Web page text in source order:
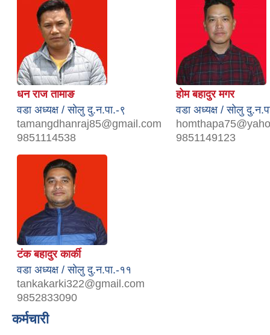
धन राज तामाङ
वडा अध्यक्ष / सोलु दु.न.पा.-९
tamangdhanraj85@gmail.com
9851114538
होम बहादुर मगर
वडा अध्यक्ष / सोलु
9851149123
टंक बहादुर कार्की
वडा अध्यक्ष / सोलु दु.न.पा.-११
tankakarki322@gmail.com
9852833090
कर्मचारी